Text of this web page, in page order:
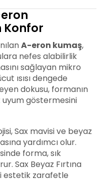
Konfor
A-eron kumaş,
nefes alabilirlik
sağlayan mikro
ısısı dengede
dokusu, formanın
göstermesini
Sax mavisi ve beyaz
yardımcı olur.
forma, sık
Sax Beyaz Fırtına
estetik zarafetle